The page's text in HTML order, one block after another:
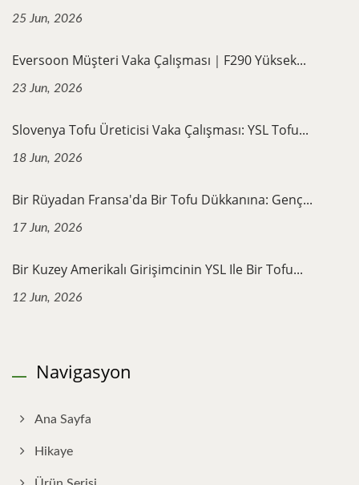
25 Jun, 2026
Eversoon Müşteri Vaka Çalışması｜F290 Yüksek...
23 Jun, 2026
Slovenya Tofu Üreticisi Vaka Çalışması: YSL Tofu...
18 Jun, 2026
Bir Rüyadan Fransa'da Bir Tofu Dükkanına: Genç...
17 Jun, 2026
Bir Kuzey Amerikalı Girişimcinin YSL Ile Bir Tofu...
12 Jun, 2026
Navigasyon
Ana Sayfa
Hikaye